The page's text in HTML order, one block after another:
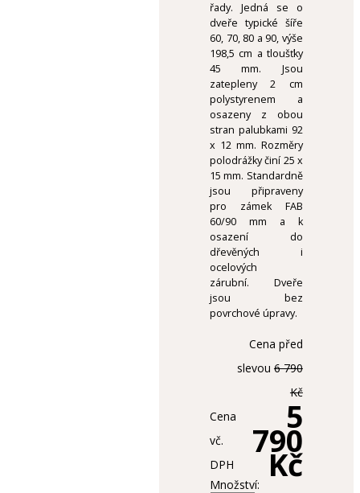
řady. Jedná se o
dveře typické šíře
60, 70, 80 a 90, výše
198,5 cm a tloušťky
45 mm. Jsou
zatepleny 2 cm
polystyrenem a
osazeny z obou
stran palubkami 92
x 12 mm. Rozměry
polodrážky činí 25 x
15 mm. Standardně
jsou připraveny
pro zámek FAB
60/90 mm a k
osazení do
dřevěných i
ocelových
zárubní. Dveře
jsou bez
povrchové úpravy.
Cena před
slevou 6 790
Kč
Cena
vč.
DPH
5
790
Kč
Množství: